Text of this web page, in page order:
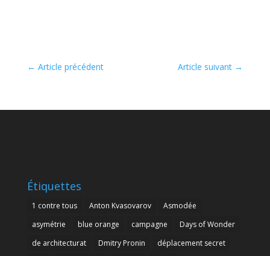
← Article précédent Article suivant →
Étiquettes
1 contre tous Anton Kvasovarov
Asmodée
asymétrie
blue orange campagne
Days of Wonder
de architecturat
Dmitry Pronin
déplacement secret